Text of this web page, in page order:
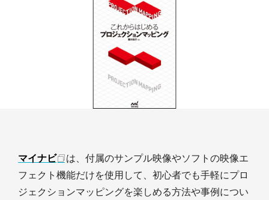
マイナビ
は、付属のサンプル映像やソフトの映像エ
フェクト機能だけを使用して、初心者でも手軽にプロ
ジェクションマッピングを楽しめる方法や事例につい